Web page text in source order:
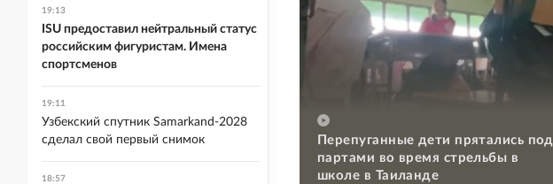
Перепуганные дети прятались под
партами во время стрельбы в
школе в Таиланде
19:13
ISU предоставил нейтральный статус
российским фигуристам. Имена
спортсменов
19:11
Узбекский спутник Samarkand-2028
сделал свой первый снимок
18:57